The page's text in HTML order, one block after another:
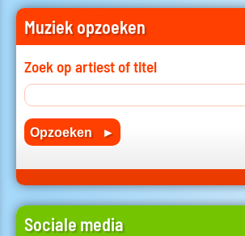
Muziek opzoeken
Zoek op artiest of titel
Sociale media